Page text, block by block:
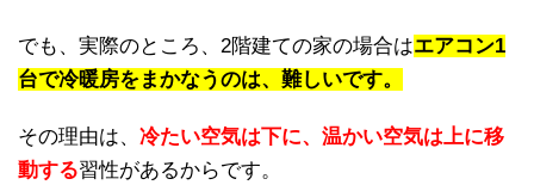
でも、実際のところ、2階建ての家の場合はエアコン1
台で冷暖房をまかなうのは、難しいです。
その理由は、 冷たい空気は下に、温かい空気は上に移
動する習性があるからです。